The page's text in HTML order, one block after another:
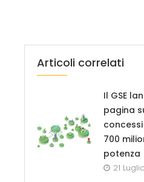
Articoli correlati
Il GSE
pagina
700
potenza
21